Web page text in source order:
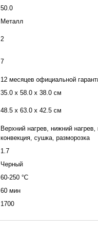
50.0
Металл
2
7
12 месяцев официальной
35.0 х 58.0 х 38.0 см
48.5 х 63.0 х 42.5 см
Верхний нагрев, нижний
конвекция, сушка, разморозка
1.7
Черный
60-250 °С
60 мин
1700